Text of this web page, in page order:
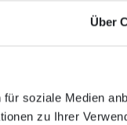
Über
soziale Medien
zu Ihrer
in der